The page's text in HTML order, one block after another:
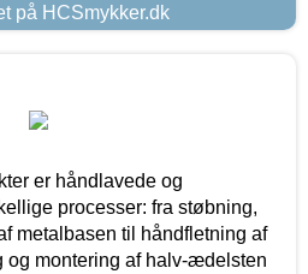
på HCSmykker.dk
er håndlavede og
processer: fra støbning,
metalbasen til håndfletning af
og montering af halv-ædelsten